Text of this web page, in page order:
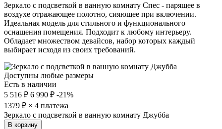
Зеркало с подсветкой в ванную комнату Спес - парящее в
воздухе отражающее полотно, сияющее при включении.
Идеальная модель для стильного и функционального
оснащения помещения. Подходит к любому интерьеру.
Обладает множеством девайсов, набор которых каждый
выбирает исходя из своих требований.
Доступны любые размеры
Есть в наличии
5 516 ₽ 6 990 ₽ -21%
1379 ₽ × 4 платежа
Зеркало с подсветкой в ванную комнату Джубба
В корзину